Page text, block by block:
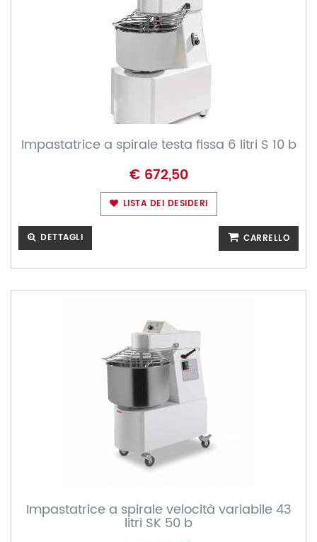
Impastatrice a spirale testa fissa 6 litri S 10 b
€ 672,50
LISTA DEI DESIDERI
DETTAGLI CARRELLO
Impastatrice a spirale velocità variabile 43
litri SK 50 b